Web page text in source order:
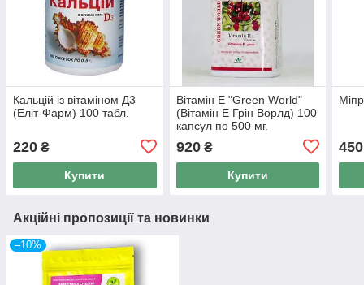
Кальцій із вітаміном Д3
(Еліт-Фарм) 100 табл.
220 ₴
Купити
Вітамін Е "Green World"
(Вітамін Е Грін Ворлд) 100
капсул по 500 мг.
920₴
Купити
450
Акційні пропозиції та новинки
–10%